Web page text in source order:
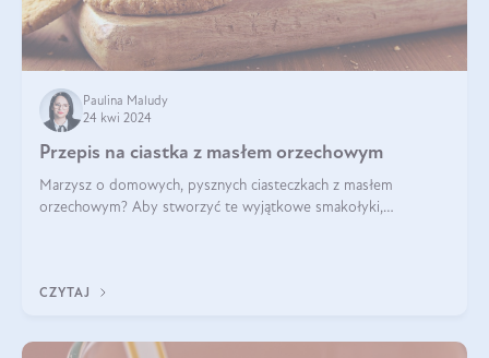
Paulina Maludy
24 kwi 2024
Przepis na ciastka z masłem orzechowym
Marzysz o domowych, pysznych ciasteczkach z masłem
orzechowym? Aby stworzyć te wyjątkowe smakołyki,
CZYTAJ